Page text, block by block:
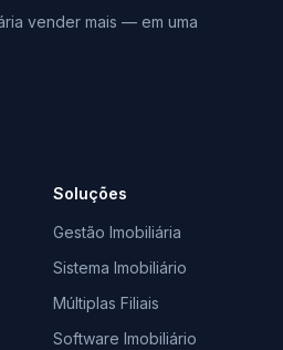
vender mais — em uma
Soluções
Gestão Imobiliária
Sistema Imobiliário
Múltiplas Filiais
Software Imobiliário